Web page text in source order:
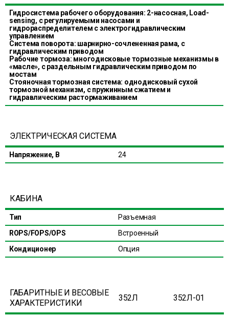
Гидросистема рабочего оборудования: 2-насосная, Load-
sensing, с регулируемыми насосами и
гидрораспределителем с электрогидравлическим
управлением
Система поворота: шарнирно-сочлененная рама, с
гидравлическим приводом
Рабочие тормоза: многодисковые тормозные механизмы в
«масле», с раздельным гидравлическим приводом по
мостам
Стояночная тормозная система: однодисковый сухой
тормозной механизм, с пружинным сжатием и
гидравлическим растормаживанием
ЭЛЕКТРИЧЕСКАЯ СИСТЕМА
Напряжение, В 24
КАБИНА
Тип
Разъемная
ROPS/FOPS/OPS
Встроенный
Кондиционер
Опция
ГАБАРИТНЫЕ И ВЕСОВЫЕ
ХАРАКТЕРИСТИКИ
352Л 352Л-01